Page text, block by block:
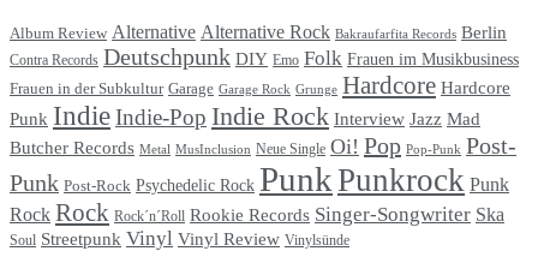
Album Review Alternative Alternative Rock Bakraufarfita Records Berlin
Contra Records Deutschpunk DIY Emo Folk Frauen im Musikbusiness
Frauen in der Subkultur Garage Garage Rock Grunge Hardcore Hardcore
Punk IndieIndie-Pop Indie Rock Interview Jazz Mad
Butcher Records Metal MusInclusion Neue Single Oi! Pop Pop-Punk Post-
Punk Post-Rock Psychedelic Rock PunkPunkrock Punk
Rock Rock Rock´n´Roll Rookie Records Singer-Songwriter Ska
Soul Streetpunk Vinyl Vinyl Review Vinylsünde